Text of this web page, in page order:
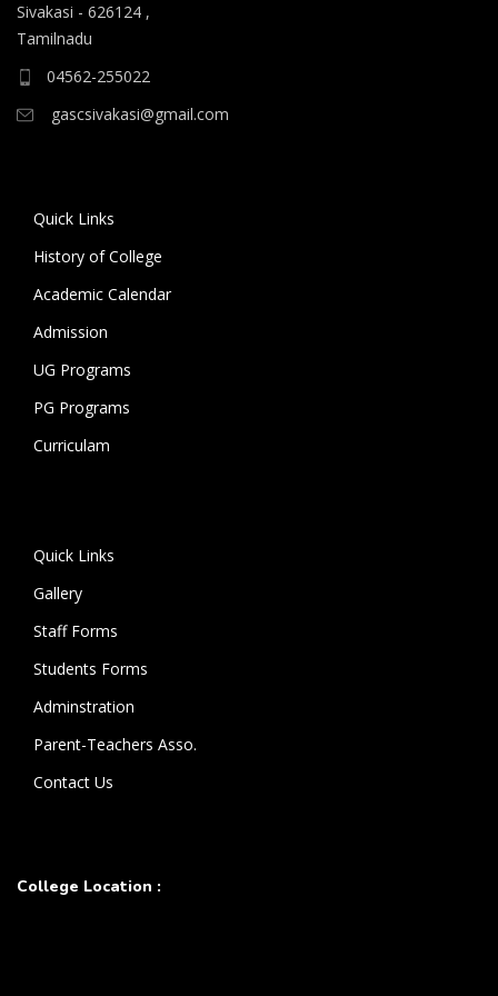
B.A தமிழ், B.A ஆங்கிலம் ஆகிய மொழிப்
நடைபெறுகிறது.
மற்றும் மொழிப் பாடப்பிரிவுகளுக்குமான இரண்டாம் கட்ட
கலந்தாய்வும் நடைபெறுகிறது. 18.06.2026 அன்று
மூன்றாம் கட்ட கலந்தாய்வு நடைபெறுகிறது.
கலந்தாய்விற்கு அழைக்கப்படும் மாணவ/மாணவியர் உரிய
நாட்களில் காலை 9 மணிக்கு கல்லூரிக்கு வருகை தந்து
கலந்தாய்வில் பங்கேற்று வாய்ப்பினைப் பயன்படுத்தி
Sivakasi - 626124 ,
Tamilnadu
04562-255022
gascsivakasi@gmail.com
Quick Links
History of College
Academic Calendar
Admission
UG Programs
PG Programs
Curriculam
Quick Links
Gallery
Staff Forms
Students Forms
Adminstration
Parent-Teachers Asso.
Contact Us
College Location :